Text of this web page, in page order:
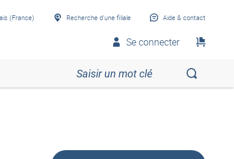
(France) Recherche d’une filiale Aide & contact
Se connecter